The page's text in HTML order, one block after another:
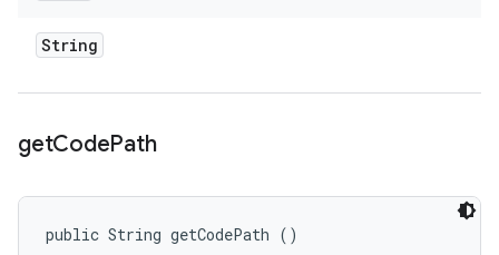
String
getCodePath
public String getCodePath ()